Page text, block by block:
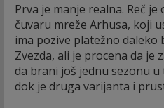
Prva je manje realna. Reč
čuvaru mreže Arhusa, koji
ima pozive platežno
Zvezda, ali je procena da je
da brani još jednu sezonu
dok je druga varijanta i